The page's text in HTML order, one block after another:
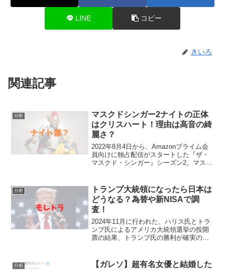
LINE コピー
きいろ
関連記事
分析
マスクドシンガー2ナイトの正体
はクリスハート！理由は高音の綺
麗さ？
2022年8月4日から、Amazonプライム会
員向けに独占配信がスタートした『ザ・
マスクド・シンガー』シーズン2。マスク
す。今回は、ナイトの正体を徹底考察＆
予想してい...
分析
トランプ大統領になったら日本は
どうなる？為替や新NISAで調
査！
2024年11月に行われた、ハリス氏とトラ
ンプ氏によるアメリカ大統領選挙の投開
票の結果、トランプ氏の勝利が確実のも
どうなるのか？ということです。いわゆ
分析
【ガレソ】超有名女優と結婚した